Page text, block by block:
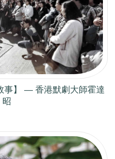
事】 — 香港默劇大師霍達
昭